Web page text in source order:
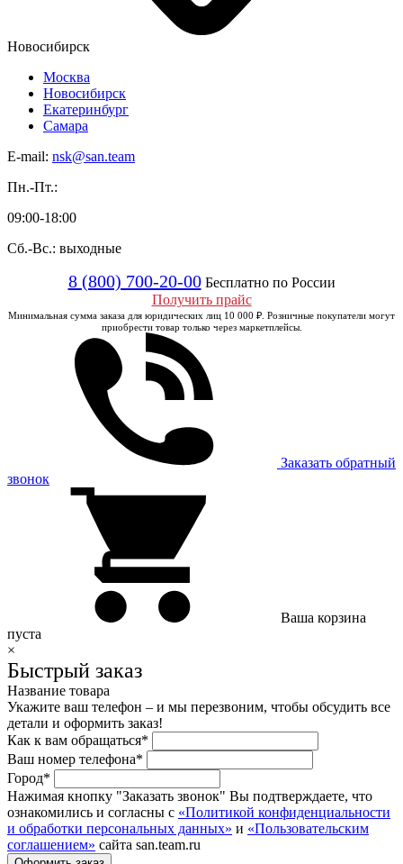
Новосибирск
Москва
Новосибирск
Екатеринбург
Самара
E-mail: nsk@san.team
Пн.-Пт.:
09:00-18:00
Сб.-Вс.: выходные
8 (800) 700-20-00 Бесплатно по России
Получить прайс
Минимальная сумма заказа для юридических лиц 10 000 ₽. Розничные покупатели могут
приобрести товар только через маркетплейсы.
Заказать обратный
звонок
Ваша корзина
пуста
×
Быстрый заказ
Название товара
Укажите ваш телефон – и мы перезвоним, чтобы обсудить все
детали и оформить заказ!
Как к вам обращаться*
Ваш номер телефона*
Город*
Нажимая кнопку "Заказать звонок" Вы подтверждаете, что
ознакомились и согласны с «Политикой конфиденциальности
и обработки персональных данных» и «Пользовательским
соглашением» сайта san.team.ru